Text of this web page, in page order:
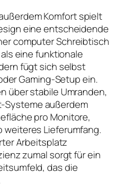
Komfort spielt
eine entscheidende
computer Schreibtisch
eine funktionale
fügt sich selbst
Gaming-Setup ein.
über stabile Umranden,
Systeme außerdem
pro Monitore,
Lieferumfang.
Arbeitsplatz
zumal sorgt für ein
das die